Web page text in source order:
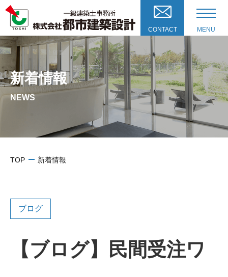
CONTACT MENU
新着情報
NEWS
TOP 新着情報
ブログ
【ブログ】民間受注ワ